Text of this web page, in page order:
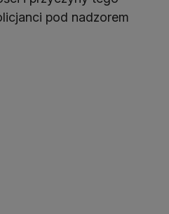
pod nadzorem